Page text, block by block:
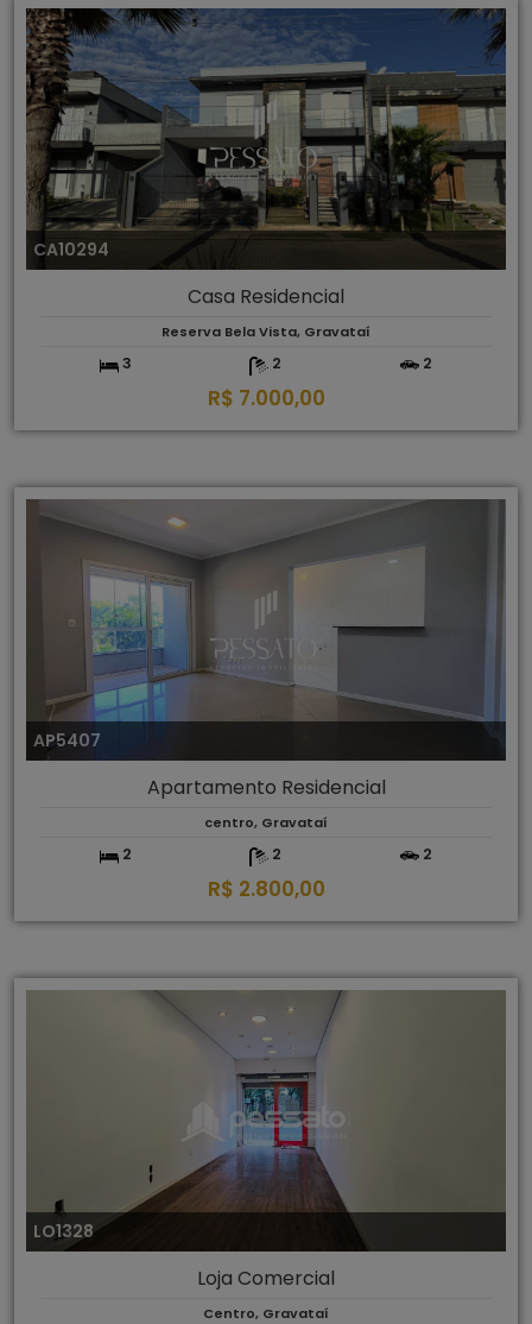
CA10294
Casa Residencial
Reserva Bela Vista, Gravataí
3 2 2
R$ 7.000,00
AP5407
Apartamento Residencial
centro, Gravataí
2 2 2
R$ 2.800,00
LO1328
Loja Comercial
Centro, Gravataí